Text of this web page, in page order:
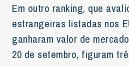
Em outro ranking, que
estrangeiras listadas nos
ganharam valor de
20 de setembro, figuram